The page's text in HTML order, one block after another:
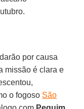
por causa
missão é clara e
o fogoso São